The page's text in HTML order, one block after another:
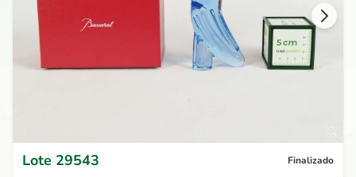
Lote 29543 Finalizado